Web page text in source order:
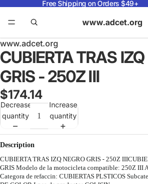
Free Shipping on Orders $49+
www.adcet.org
www.adcet.org
CUBIERTA TRAS
GRIS - 250Z III
$174.14
Decrease
quantity
Increase
quantity
Description
CUBIERTA TRAS IZQ NEGRO GRIS - 250Z
GRIS Modelo de la motocicleta compatible: 250Z III
Categora de refaccin: CUBIERTAS PLSTICOS